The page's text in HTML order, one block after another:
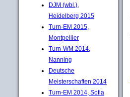
DJM (wbl.),
Heidelberg 2015
Turn-EM 2015,
Montpellier
Turn-WM 2014,
Nanning
Deutsche
Meisterschaften 2014
Turn-EM 2014, Sofia